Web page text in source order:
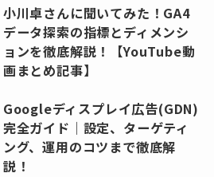
小川卓さんに聞いてみた！GA4
データ探索の指標とディメンシ
ョンを徹底解説！【YouTube動
画まとめ記事】
Googleディスプレイ広告(GDN)
完全ガイド｜設定、ターゲティ
ング、運用のコツまで徹底解
説！